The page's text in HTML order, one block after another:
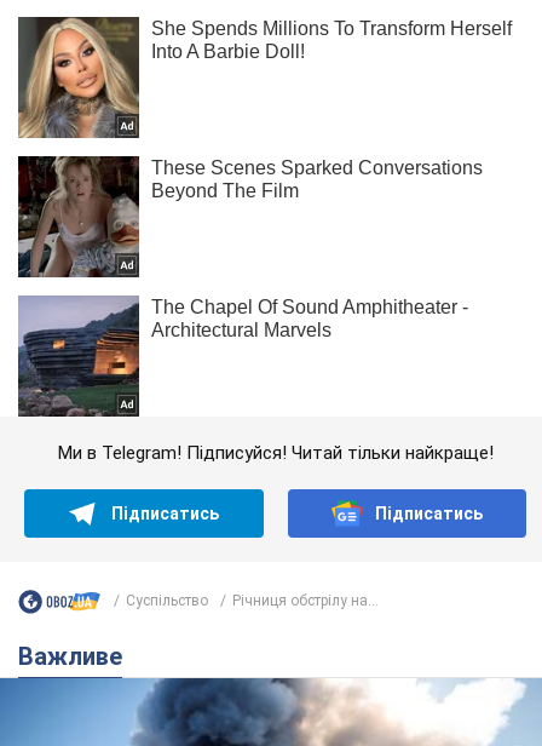
Ми в Telegram! Підписуйся! Читай тільки найкраще!
Підписатись Підписатись
Суспільство Річниця обстрілу на...
Важливе